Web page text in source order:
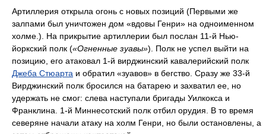
Артиллерия открыла огонь с новых позиций (Первыми же
залпами был уничтожен дом «вдовы Генри» на одноименном
холме.). На прикрытие артиллерии был послан 11-й Нью-
йоркский полк («Огненные зуавы»). Полк не успел выйти на
позицию, его атаковал 1-й вирджинский кавалерийский полк
Джеба Стюарта и обратил «зуавов» в бегство. Сразу же 33-й
Вирджинский полк бросился на батарею и захватил ее, но
удержать не смог: слева наступали бригады Уилкокса и
Франклина. 1-й Миннесотский полк отбил орудия. В то время
северяне начали атаку на холм Генри, но были остановлены, а